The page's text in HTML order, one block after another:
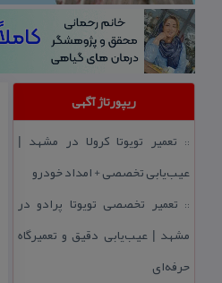
ریپورتاژ آگهی
:: تعمیر تویوتا كرولا در مشهد |
عیب‌یابی تخصصی + امداد خودرو
:: تعمیر تخصصی تویوتا پرادو در
مشهد | عیب‌یابی دقیق و تعمیرگاه
حرفه‌ای